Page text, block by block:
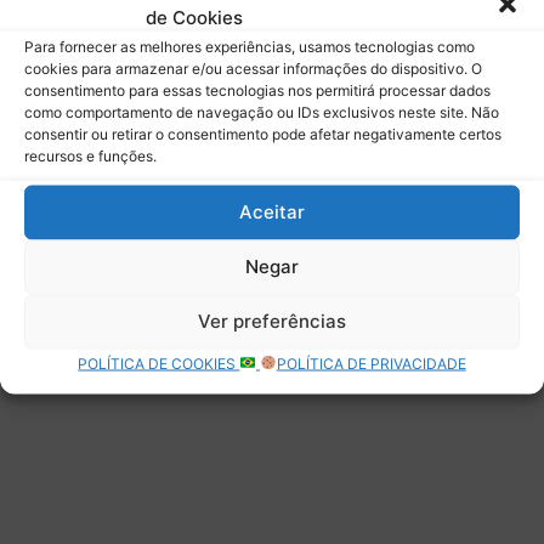
de Cookies
Para fornecer as melhores experiências, usamos tecnologias como
cookies para armazenar e/ou acessar informações do dispositivo. O
consentimento para essas tecnologias nos permitirá processar dados
como comportamento de navegação ou IDs exclusivos neste site. Não
consentir ou retirar o consentimento pode afetar negativamente certos
recursos e funções.
Aceitar
Negar
Ver preferências
POLÍTICA DE COOKIES POLÍTICA DE PRIVACIDADE
Deixe uma resposta